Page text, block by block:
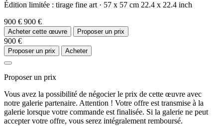
Édition limitée : tirage fine art · 57 x 57 cm 22.4 x 22.4 inch
900 € 900 €
Acheter cette œuvre Proposer un prix
900 €
Proposer un prix Acheter
Proposer un prix
Vous avez la possibilité de négocier le prix de cette œuvre avec
notre galerie partenaire. Attention ! Votre offre est transmise à la
galerie lorsque votre commande est finalisée. Si la galerie ne peut
accepter votre offre, vous serez intégralement remboursé.